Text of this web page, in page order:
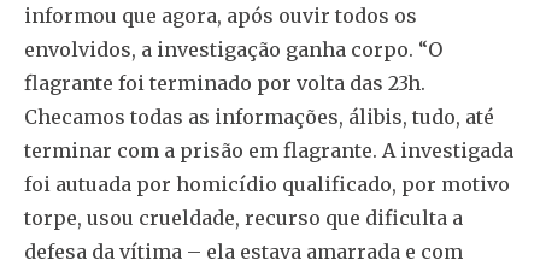
informou que agora, após ouvir todos os
envolvidos, a investigação ganha corpo. “O
flagrante foi terminado por volta das 23h.
Checamos todas as informações, álibis, tudo, até
terminar com a prisão em flagrante. A investigada
foi autuada por homicídio qualificado, por motivo
torpe, usou crueldade, recurso que dificulta a
defesa da vítima – ela estava amarrada e com